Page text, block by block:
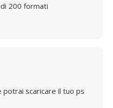
200 formati
potrai scaricare il tuo ps